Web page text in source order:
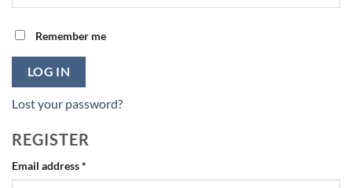
Remember me
LOG IN
Lost your password?
REGISTER
Email address*